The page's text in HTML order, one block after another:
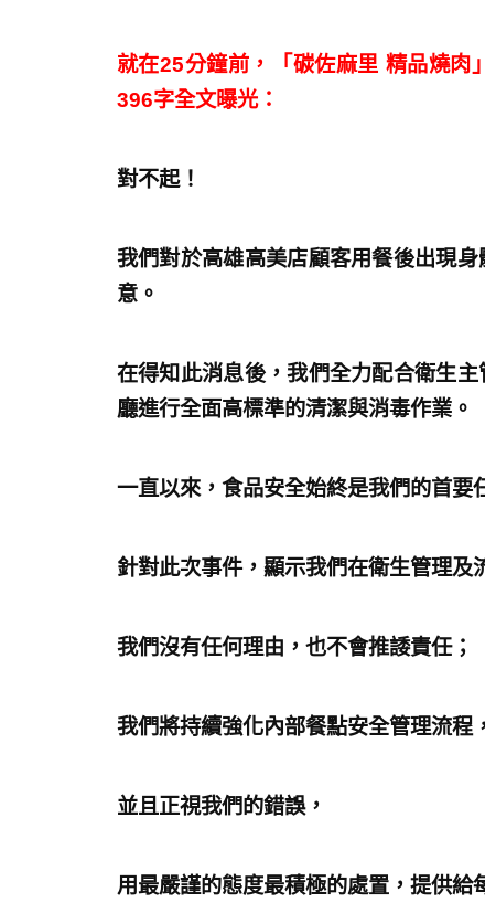
就在25分鐘前，「碳佐麻里 精品燒肉
396字全文曝光：
對不起！
我們對於高雄高美店顧客用餐後出現
意。
在得知此消息後，我們全力配合衛生
廳進行全面高標準的清潔與消毒作業。
一直以來，食品安全始終是我們的首要
針對此次事件，顯示我們在衛生管理及
我們沒有任何理由，也不會推諉責任；
我們將持續強化內部餐點安全管理流程，
並且正視我們的錯誤，
用最嚴謹的態度最積極的處置，提供給